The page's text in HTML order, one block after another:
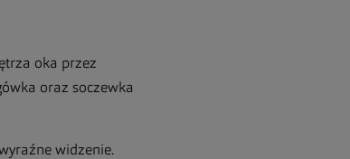
oka przez
oraz soczewka
widzenie.